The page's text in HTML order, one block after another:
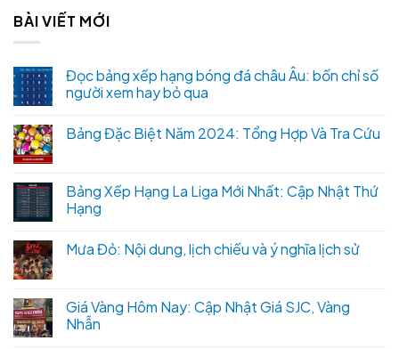
BÀI VIẾT MỚI
Đọc bảng xếp hạng bóng đá châu Âu: bốn chỉ số
người xem hay bỏ qua
Bảng Đặc Biệt Năm 2024: Tổng Hợp Và Tra Cứu
Bảng Xếp Hạng La Liga Mới Nhất: Cập Nhật Thứ
Hạng
Mưa Đỏ: Nội dung, lịch chiếu và ý nghĩa lịch sử
Giá Vàng Hôm Nay: Cập Nhật Giá SJC, Vàng
Nhẫn